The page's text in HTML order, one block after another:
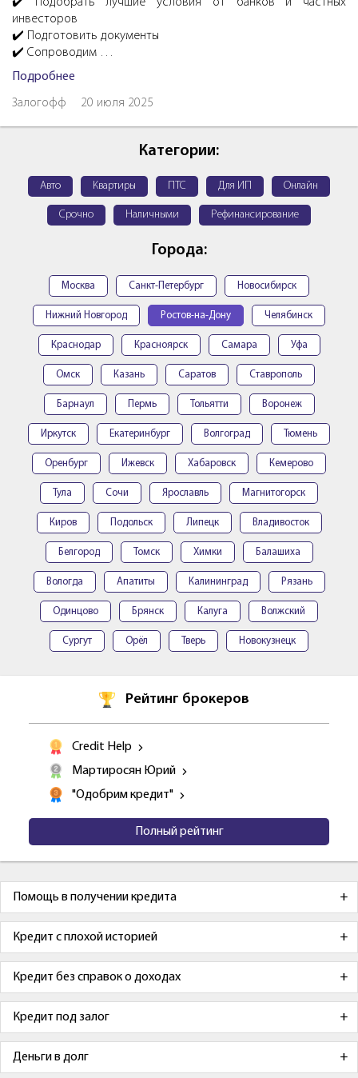
инвесторов
✔️ Подготовить документы
✔️ Сопроводим …
Подробнее
Залогофф 20 июля 2025
Категории:
Авто Квартиры ПТС Для ИП Онлайн
Срочно Наличными Рефинансирование
Города:
Москва Санкт-Петербург Новосибирск
Нижний Новгород Ростов-на-Дону Челябинск
Краснодар Красноярск Самара Уфа
Омск Казань Саратов Ставрополь
Барнаул Пермь Тольятти Воронеж
Иркутск Екатеринбург Волгоград Тюмень
Оренбург Ижевск Хабаровск Кемерово
Тула Сочи Ярославль Магнитогорск
Киров Подольск Липецк Владивосток
Белгород Томск Химки Балашиха
Вологда Апатиты Калининград Рязань
Одинцово Брянск Калуга Волжский
Сургут Орёл Тверь Новокузнецк
Рейтинг брокеров
Credit Help
Мартиросян Юрий
"Одобрим кредит"
Полный рейтинг
Помощь в получении кредита
Кредит с плохой историей
Кредит без справок о доходах
Кредит под залог
Деньги в долг